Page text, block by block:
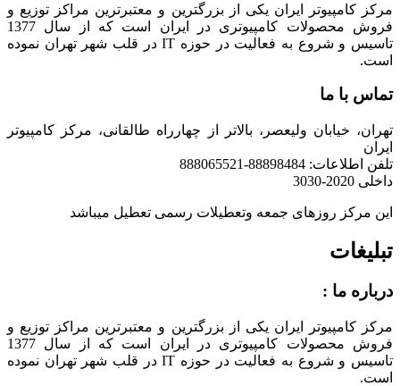
مرکز کامپیوتر ایران یکی از بزرگترین و معتبرترین مراکز توزیع و
فروش محصولات کامپیوتری در ایران است که از سال 1377
تاسیس و شروع به فعالیت در حوزه IT در قلب شهر تهران نموده
است.
تماس با ما
تهران، خیابان ولیعصر، بالاتر از چهارراه طالقانی، مرکز کامپیوتر
ایران
تلفن اطلاعات: 88898484-888065521
داخلی 2020-3030
این مرکز روزهای جمعه وتعطیلات رسمی تعطیل میباشد
تبلیغات
درباره ما :
مرکز کامپیوتر ایران یکی از بزرگترین و معتبرترین مراکز توزیع و
فروش محصولات کامپیوتری در ایران است که از سال 1377
تاسیس و شروع به فعالیت در حوزه IT در قلب شهر تهران نموده
است.